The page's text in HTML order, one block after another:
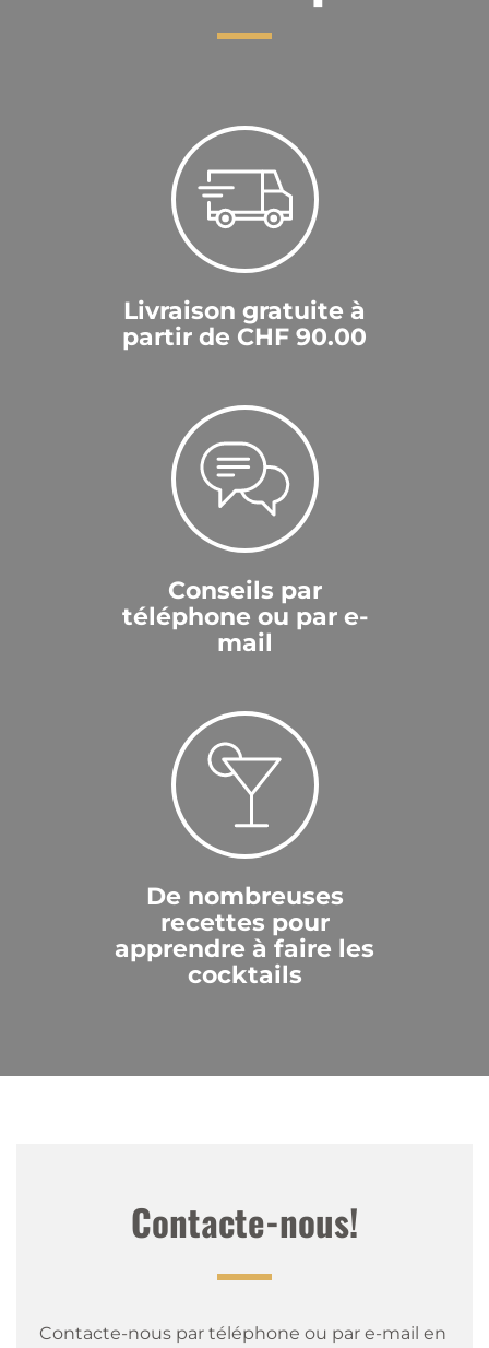
Livraison gratuite à
partir de CHF 90.00
Conseils par
téléphone ou par e-
mail
De nombreuses
recettes pour
apprendre à faire les
cocktails
Contacte-nous!
Contacte-nous par téléphone ou par e-mail en